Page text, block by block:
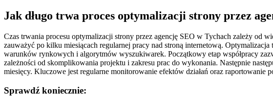
Jak długo trwa proces optymalizacji strony przez
Czas trwania procesu optymalizacji strony przez agencję SEO w Tychach zależy od
zauważyć po kilku miesiącach regularnej pracy nad stroną internetową.
warunków rynkowych i algorytmów wyszukiwarek. Początkowy etap współpracy
zależności od skomplikowania projektu i zakresu prac do wykonania. Następnie
miesięcy. Kluczowe jest regularne monitorowanie efektów działań oraz
Sprawdź koniecznie: